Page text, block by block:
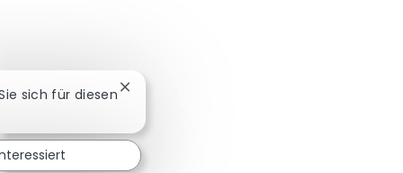
sich für diesen Chatbot-Benachrichtigung schließen